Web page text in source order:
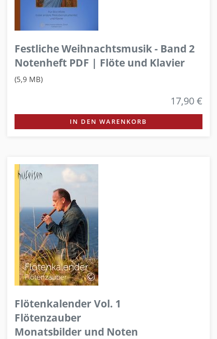
Festliche Weihnachtsmusik - Band 2
Notenheft PDF | Flöte und Klavier
(5,9 MB)
17,90 €
IN DEN WARENKORB
Flötenkalender Vol. 1
Flötenzauber
Monatsbilder und Noten